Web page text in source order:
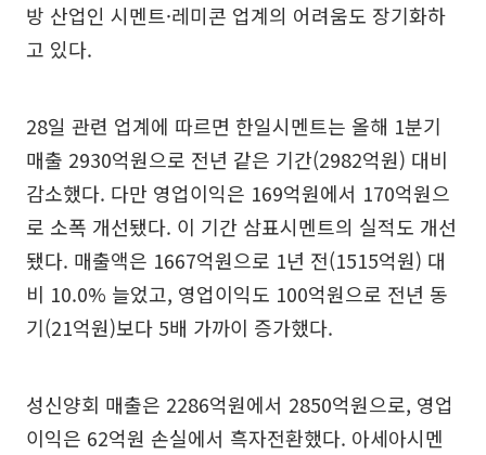
방 산업인 시멘트·레미콘 업계의 어려움도 장기화하
고 있다.
28일 관련 업계에 따르면 한일시멘트는 올해 1분기
매출 2930억원으로 전년 같은 기간(2982억원) 대비
감소했다. 다만 영업이익은 169억원에서 170억원으
로 소폭 개선됐다. 이 기간 삼표시멘트의 실적도 개선
됐다. 매출액은 1667억원으로 1년 전(1515억원) 대
비 10.0% 늘었고, 영업이익도 100억원으로 전년 동
기(21억원)보다 5배 가까이 증가했다.
성신양회 매출은 2286억원에서 2850억원으로, 영업
이익은 62억원 손실에서 흑자전환했다. 아세아시멘